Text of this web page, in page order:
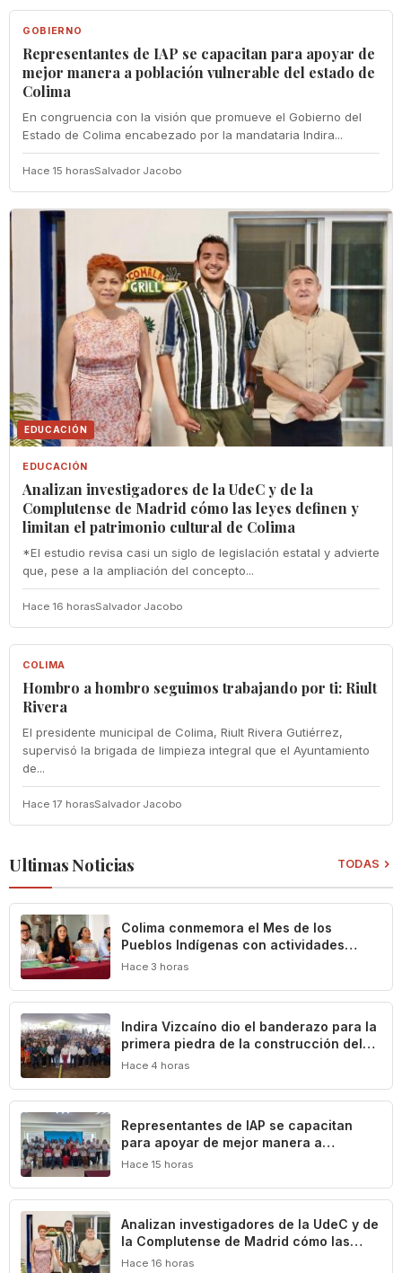
GOBIERNO
Representantes de IAP se capacitan para apoyar de
mejor manera a población vulnerable del estado de
Colima
En congruencia con la visión que promueve el Gobierno del
Estado de Colima encabezado por la mandataria Indira...
Hace 15 horasSalvador Jacobo
EDUCACIÓN
EDUCACIÓN
Analizan investigadores de la UdeC y de la
Complutense de Madrid cómo las leyes definen y
limitan el patrimonio cultural de Colima
*El estudio revisa casi un siglo de legislación estatal y advierte
que, pese a la ampliación del concepto...
Hace 16 horasSalvador Jacobo
COLIMA
COLIMA
Hombro a hombro seguimos trabajando por ti: Riult
Rivera
El presidente municipal de Colima, Riult Rivera Gutiérrez,
supervisó la brigada de limpieza integral que el Ayuntamiento
de...
Hace 17 horasSalvador Jacobo
Ultimas Noticias TODAS
Colima conmemora el Mes de los
Pueblos Indígenas con actividades
culturales y académicas
Hace 3 horas
Indira Vizcaíno dio el banderazo para la
primera piedra de la construcción del
Centro Comunitario ‘México Imparable’
Hace 4 horas
Representantes de IAP se capacitan
para apoyar de mejor manera a
población vulnerable del estado de
Hace 15 horas
Analizan investigadores de la UdeC y de
la Complutense de Madrid cómo las
leyes definen y limitan el patrimonio
Hace 16 horas